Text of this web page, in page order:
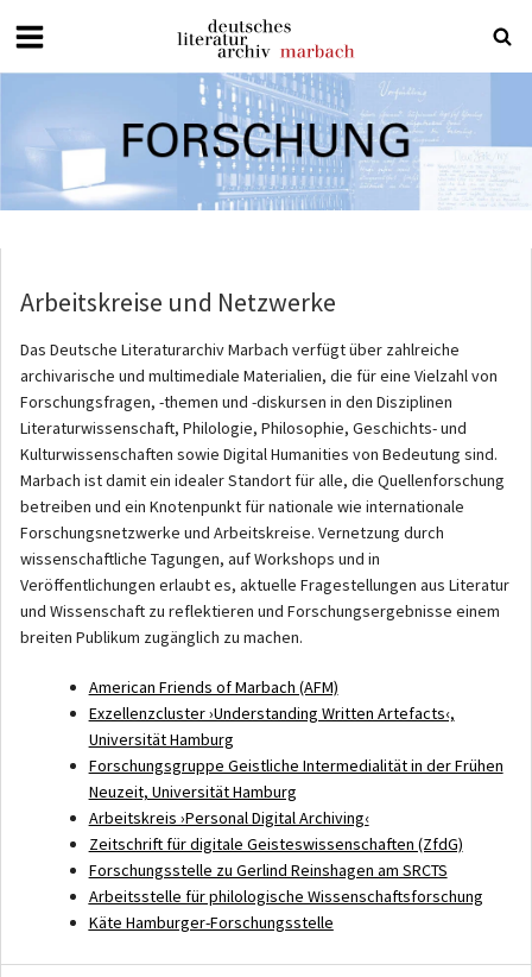
Deutsches
Literaturarchiv
Marbach
Arbeitskreise und Netzwerke
Das Deutsche Literaturarchiv Marbach verfügt über zahlreiche
archivarische und multimediale Materialien, die für eine Vielzahl von
Forschungsfragen, -themen und -diskursen in den Disziplinen
Literaturwissenschaft, Philologie, Philosophie, Geschichts- und
Kulturwissenschaften sowie Digital Humanities von Bedeutung sind.
Marbach ist damit ein idealer Standort für alle, die Quellenforschung
betreiben und ein Knotenpunkt für nationale wie internationale
Forschungsnetzwerke und Arbeitskreise. Vernetzung durch
wissenschaftliche Tagungen, auf Workshops und in
Veröffentlichungen erlaubt es, aktuelle Fragestellungen aus Literatur
und Wissenschaft zu reflektieren und Forschungsergebnisse einem
breiten Publikum zugänglich zu machen.
American Friends of Marbach (AFM)
Exzellenzcluster ›Understanding Written Artefacts‹,
Universität Hamburg
Forschungsgruppe Geistliche Intermedialität in der Frühen
Neuzeit, Universität Hamburg
Arbeitskreis ›Personal Digital Archiving‹
Zeitschrift für digitale Geisteswissenschaften (ZfdG)
Forschungsstelle zu Gerlind Reinshagen am SRCTS
Arbeitsstelle für philologische Wissenschaftsforschung
Käte Hamburger-Forschungsstelle